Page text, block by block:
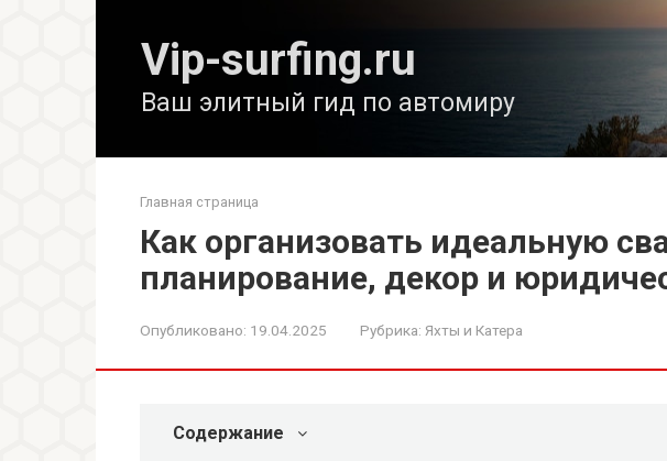
Vip-surfing.ru
Ваш элитный гид по автомиру
Главная страница
Как организовать идеальную
планирование, декор и
Опубликовано: 19.04.2025 Рубрика: Яхты и Катера
Содержание